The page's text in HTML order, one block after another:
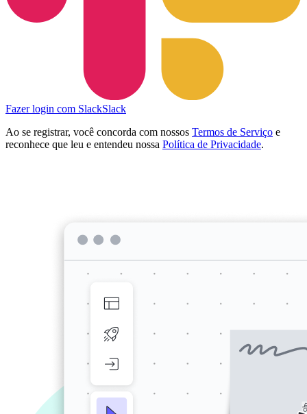
Fazer login com SlackSlack
Ao se registrar, você concorda com nossos Termos de Serviço e
reconhece que leu e entendeu nossa Política de Privacidade.